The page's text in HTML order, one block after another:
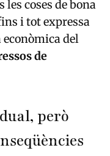
coses de bona
i tot expressa
del
de
però